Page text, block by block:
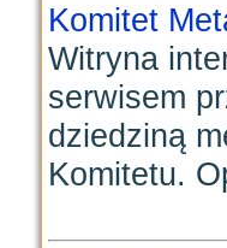
Komitet
Witryna
serwisem
dziedziną
Komitetu.